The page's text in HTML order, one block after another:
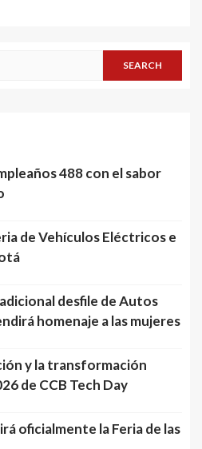
488 con el sabor
de Vehículos Eléctricos e
desfile de Autos
homenaje a las mujeres
y la transformación
de CCB Tech Day
oficialmente la Feria de las